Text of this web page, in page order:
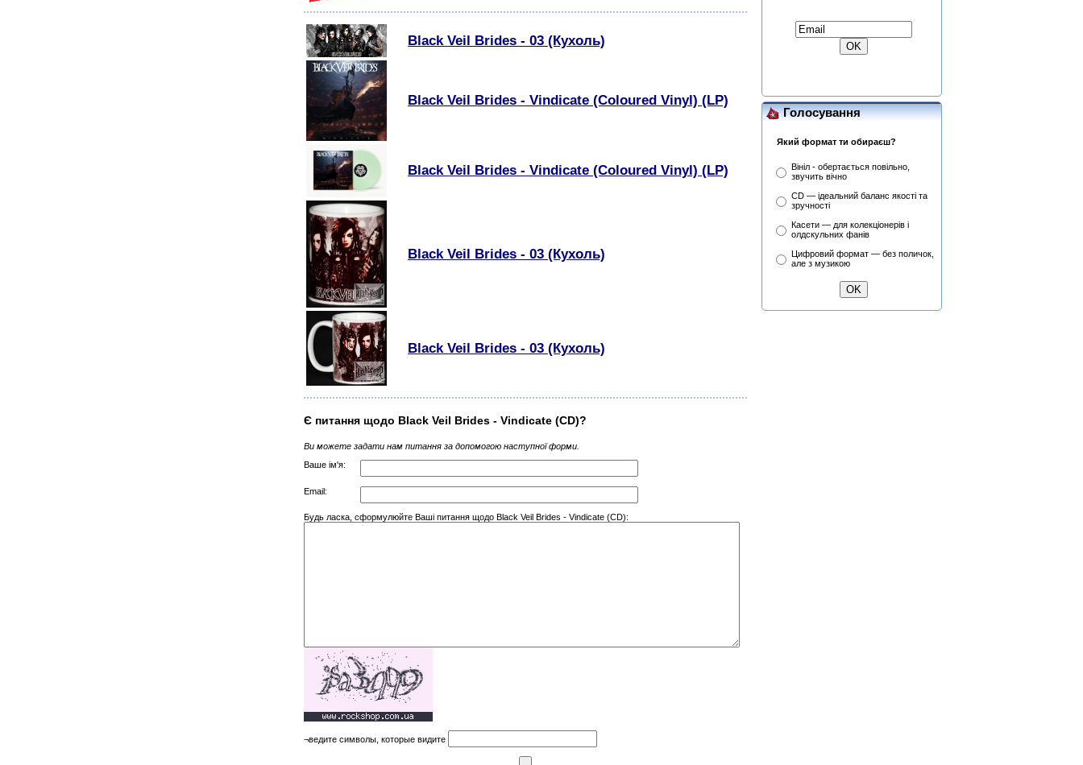
Black Veil Brides - 03 (Кухоль)
Black Veil Brides - Vindicate (Coloured Vinyl) (LP)
Black Veil Brides - Vindicate (Coloured Vinyl) (LP)
Black Veil Brides - 03 (Кухоль)
Black Veil Brides - 03 (Кухоль)
Є питання щодо Black Veil Brides - Vindicate (CD)?
Ви можете задати нам питання за допомогою наступної форми.
Ваше ім'я:
Email:
Будь ласка, сформулюйте Ваші питання щодо Black Veil Brides - Vindicate (CD):
¬ведите символы, которые видите
(Green) Колекційний
Simon, Paul - Graceland
(25th Anniversary Edition)
Голосування
Який формат ти обираєш?
Вініл - обертається повільно,
звучить вічно
CD — ідеальний баланс якості та
зручності
Касети — для колекціонерів і
олдскульних фанів
Цифровий формат — без поличок,
але з музикою